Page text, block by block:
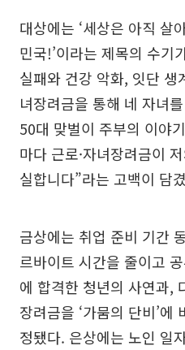
대상에는 ‘세상은 아직 살
민국!’이라는 제목의 수기
실패와 건강 악화, 잇단 생
녀장려금을 통해 네 자녀
50대 맞벌이 주부의 이야
마다 근로·자녀장려금이
실합니다”라는 고백이 담
금상에는 취업 준비 기간
르바이트 시간을 줄이고
에 합격한 청년의 사연과,
장려금을 ‘가뭄의 단비’에
정됐다. 은상에는 노인 일